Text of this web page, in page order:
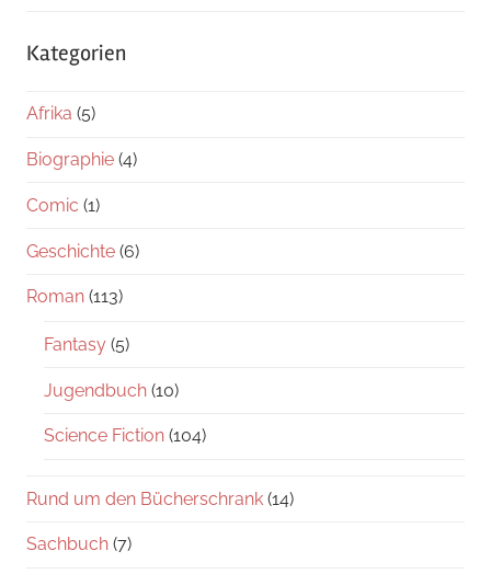
Kategorien
Afrika (5)
Biographie (4)
Comic (1)
Geschichte (6)
Roman (113)
Fantasy (5)
Jugendbuch (10)
Science Fiction (104)
Rund um den Bücherschrank (14)
Sachbuch (7)